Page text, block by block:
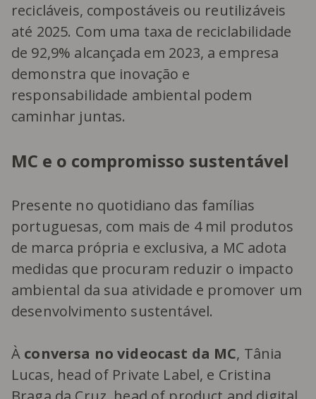
recicláveis, compostáveis ou reutilizáveis
até 2025. Com uma taxa de reciclabilidade
de 92,9% alcançada em 2023, a empresa
demonstra que inovação e
responsabilidade ambiental podem
caminhar juntas.
MC e o compromisso sustentável
Presente no quotidiano das famílias
portuguesas, com mais de 4 mil produtos
de marca própria e exclusiva, a MC adota
medidas que procuram reduzir o impacto
ambiental da sua atividade e promover um
desenvolvimento sustentável.
À conversa no videocast da MC, Tânia
Lucas, head of Private Label, e Cristina